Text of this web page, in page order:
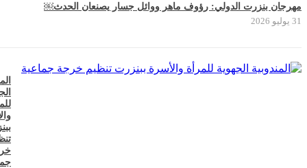
مهرجان بنزرت الدولي: رؤوف ماهر ووائل جسار يصنعان الحدث￼
31 يوليو 2026